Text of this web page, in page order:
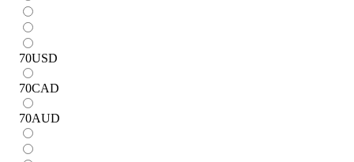
70USD
70CAD
70AUD